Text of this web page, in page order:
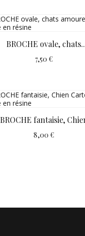
BROCHE ovale,
7,50 €
BROCHE fantaisie,
8,00 €